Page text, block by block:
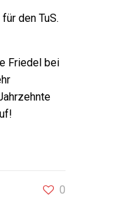
den TuS.
Friedel bei
0